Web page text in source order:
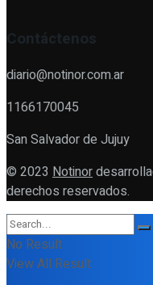
Contáctenos
diario@notinor.com.ar
1166170045
San Salvador de Jujuy
© 2023 Notinor
derechos reservados.
No Result
View All Result